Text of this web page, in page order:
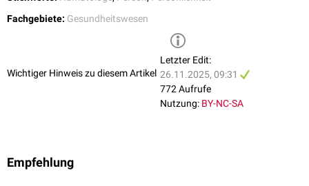
Fachgebiete: Gesundheitswesen
Wichtiger Hinweis zu diesem Artikel
Letzter Edit:
26.11.2025, 09:31
772 Aufrufe
Nutzung: BY-NC-SA
Empfehlung